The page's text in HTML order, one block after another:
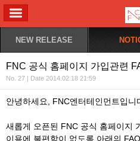
NEW RELEASE
FNC 공식 홈페이지 가입관련
No. 27 | Date 2014.02.18 21:59
안녕하세요, FNC엔터테인먼트입니
새롭게 오픈된 FNC 공식 홈페이지
이용에 불편함이 없도록 아래의